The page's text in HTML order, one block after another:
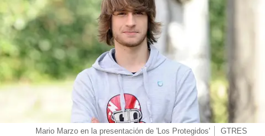
Mario Marzo en la presentación de 'Los Protegidos' GTRES